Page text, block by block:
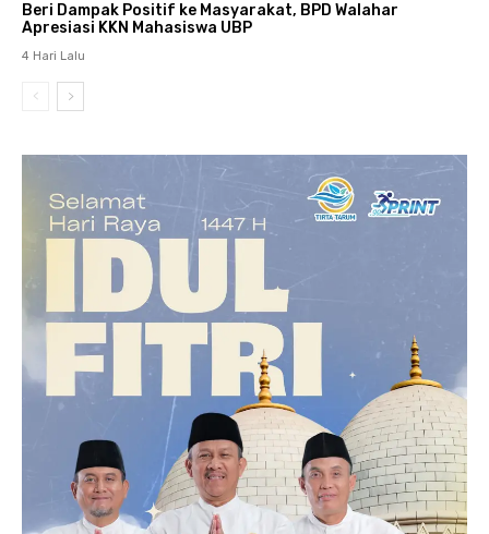
Beri Dampak Positif ke Masyarakat, BPD Walahar
Apresiasi KKN Mahasiswa UBP
4 Hari Lalu